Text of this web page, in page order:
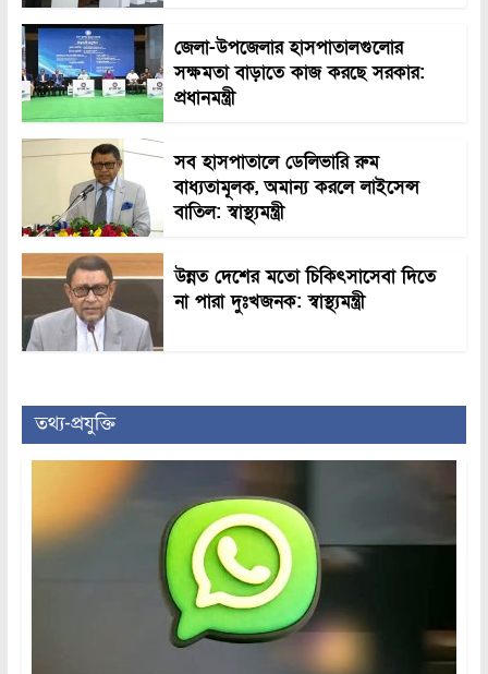
জেলা-উপজেলার হাসপাতালগুলোর
সক্ষমতা বাড়াতে কাজ করছে সরকার:
প্রধানমন্ত্রী
সব হাসপাতালে ডেলিভারি রুম
বাধ্যতামূলক, অমান্য করলে লাইসেন্স
বাতিল: স্বাস্থ্যমন্ত্রী
উন্নত দেশের মতো চিকিৎসাসেবা দিতে
না পারা দুঃখজনক: স্বাস্থ্যমন্ত্রী
তথ্য-প্রযুক্তি